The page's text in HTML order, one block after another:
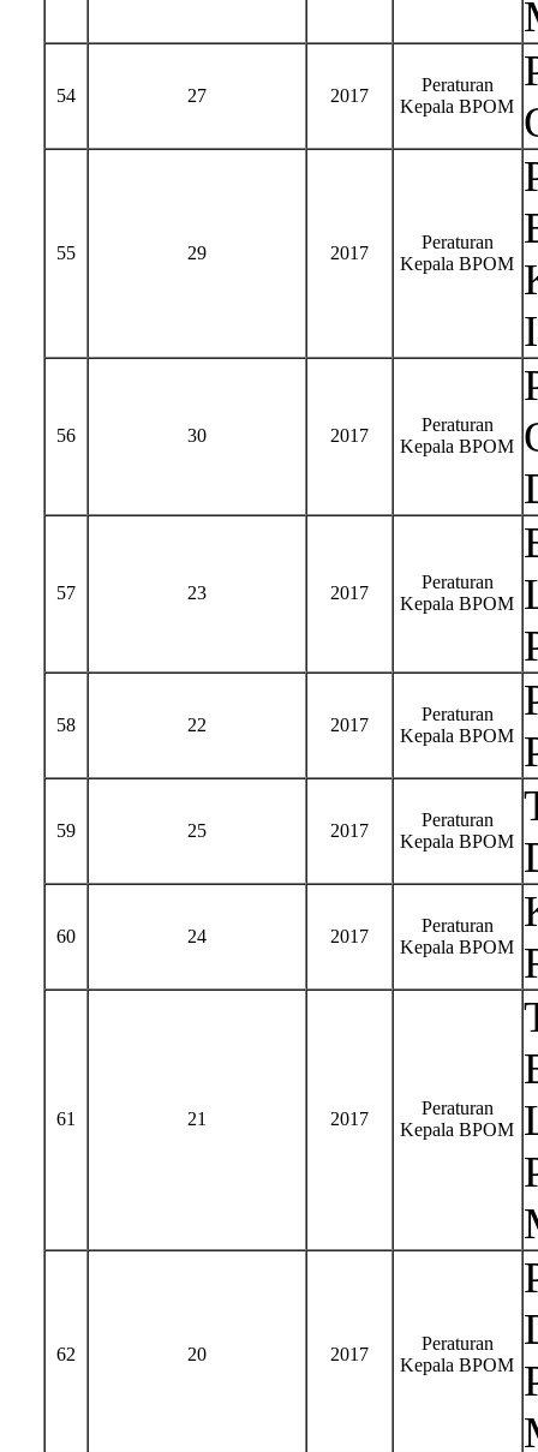
54 27 2017
Peraturan
Kepala BPOM
55 29 2017
Peraturan
Kepala BPOM
56 30 2017
Peraturan
Kepala BPOM
57 23 2017
Peraturan
Kepala BPOM
58 22 2017
Peraturan
Kepala BPOM
59 25 2017
Peraturan
Kepala BPOM
60 24 2017
Peraturan
Kepala BPOM
61 21 2017
Peraturan
Kepala BPOM
62 20 2017
Peraturan
Kepala BPOM